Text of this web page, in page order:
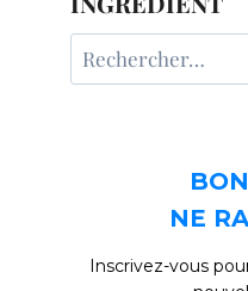
Rechercher :
NE
Inscrivez-vous